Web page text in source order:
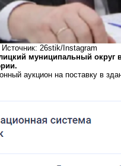
26stik/Instagram
муниципальный округ
аукцион на поставку в